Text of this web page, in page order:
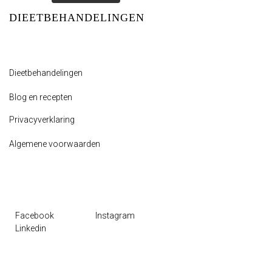
DIEETBEHANDELINGEN
Dieetbehandelingen
Blog en recepten
Privacyverklaring
Algemene voorwaarden
Facebook
Instagram
Linkedin